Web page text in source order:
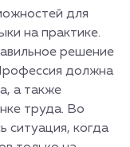
для
на практике.
решение
должна
а также
труда. Во
ситуация, когда